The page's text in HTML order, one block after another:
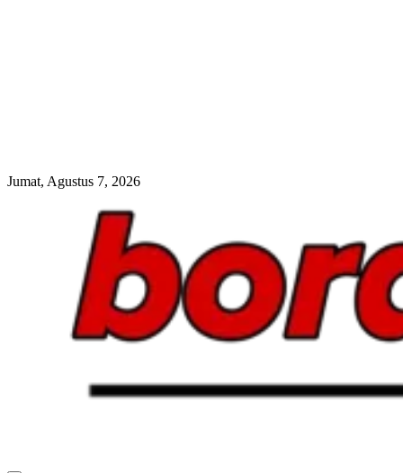
Jumat, Agustus 7, 2026